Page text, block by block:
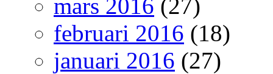
mars 2016 (27)
februari 2016 (18)
januari 2016 (27)